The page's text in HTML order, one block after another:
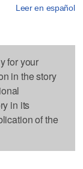
Leer en español
for your
in the story
in its
of the